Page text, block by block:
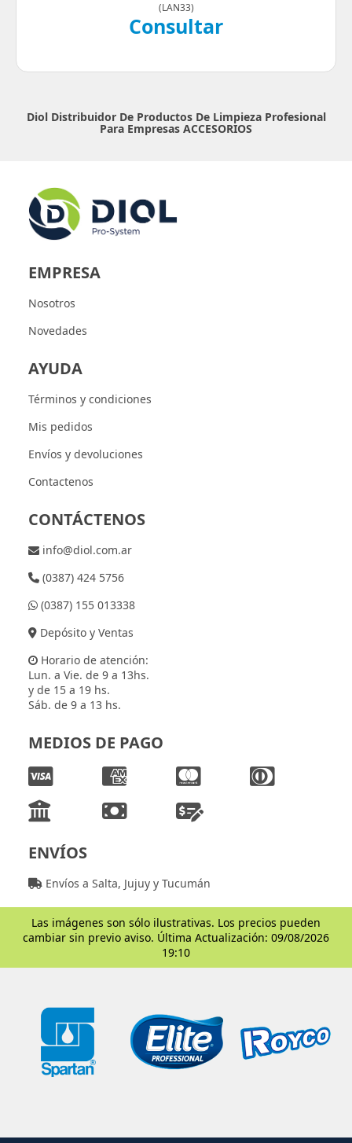
(LAN33)
Consultar
Diol Distribuidor De Productos De Limpieza Profesional
Para Empresas ACCESORIOS
EMPRESA
Nosotros
Novedades
AYUDA
Términos y condiciones
Mis pedidos
Envíos y devoluciones
Contactenos
CONTÁCTENOS
info@diol.com.ar
(0387) 424 5756
(0387) 155 013338
Depósito y Ventas
Horario de atención:
Lun. a Vie. de 9 a 13hs.
y de 15 a 19 hs.
Sáb. de 9 a 13 hs.
MEDIOS DE PAGO
ENVÍOS
Envíos a Salta, Jujuy y Tucumán
Las imágenes son sólo ilustrativas. Los precios pueden
cambiar sin previo aviso. Última Actualización: 09/08/2026
19:10